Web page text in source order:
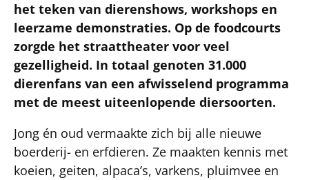
het teken van dierenshows, workshops en
leerzame demonstraties. Op de foodcourts
zorgde het straattheater voor veel
gezelligheid. In totaal genoten 31.000
dierenfans van een afwisselend programma
met de meest uiteenlopende diersoorten.
Jong én oud vermaakte zich bij alle nieuwe
boerderij- en erfdieren. Ze maakten kennis met
koeien, geiten, alpaca’s, varkens, pluimvee en